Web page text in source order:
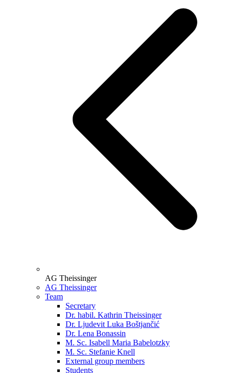
AG Theissinger
AG Theissinger
Team
Secretary
Dr. habil. Kathrin Theissinger
Dr. Ljudevit Luka Boštjančić
Dr. Lena Bonassin
M. Sc. Isabell Maria Babelotzky
M. Sc. Stefanie Knell
External group members
Students